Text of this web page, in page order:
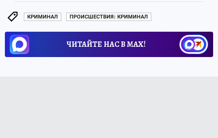
КРИМИНАЛ ПРОИСШЕСТВИЯ: КРИМИНАЛ
ЧИТАЙТЕ НАС В МАХ!